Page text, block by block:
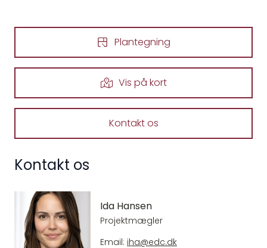
Plantegning
Vis på kort
Kontakt os
Kontakt os
Ida Hansen
Projektmægler
Email: iha@edc.dk